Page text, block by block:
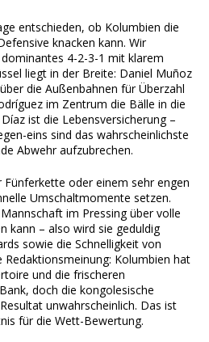
entschieden, ob Kolumbien die
knacken kann. Wir
4-2-3-1 mit klarem
liegt in der Breite: Daniel Muñoz
die Außenbahnen für Überzahl
im Zentrum die Bälle in die
ist die Lebensversicherung –
eins sind das wahrscheinlichste
Abwehr aufzubrechen.
oder einem sehr engen
Umschaltmomente setzen.
im Pressing über volle
kann – also wird sie geduldig
sowie die Schnelligkeit von
Redaktionsmeinung: Kolumbien hat
und die frischeren
doch die kongolesische
unwahrscheinlich. Das ist
für die Wett-Bewertung.